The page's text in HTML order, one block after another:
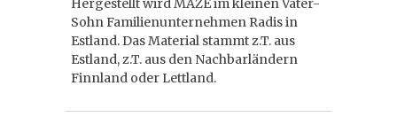
Hergestellt wird MAZE im kleinen Vater-
Sohn Familienunternehmen Radis in
Estland. Das Material stammt z.T. aus
Estland, z.T. aus den Nachbarländern
Finnland oder Lettland.